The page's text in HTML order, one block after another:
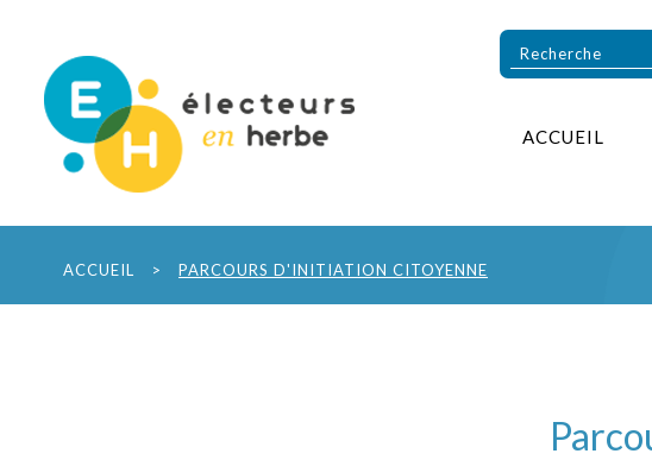
ACCUEIL
ACCUEIL > PARCOURS D'INITIATION CITOYENNE